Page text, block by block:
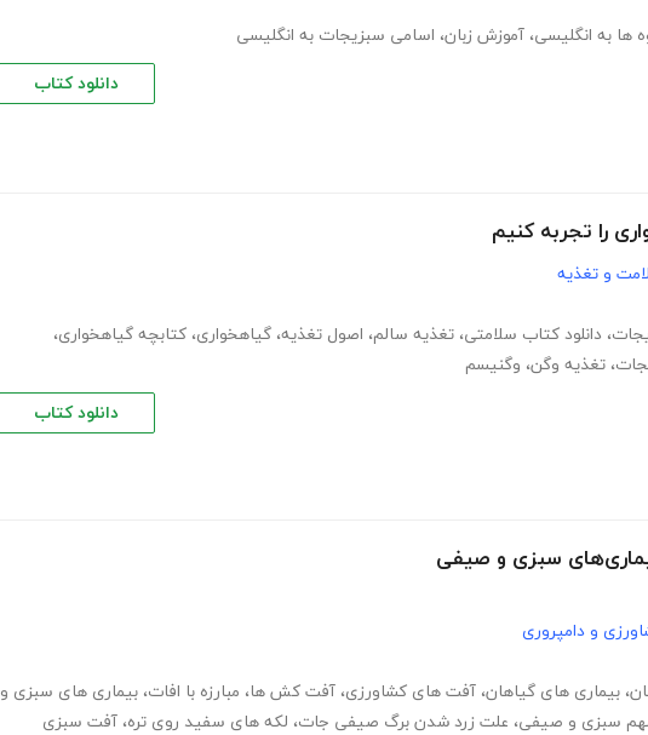
ها به انگلیسی، آموزش زبان، اسامی سبزیجات به انگلیسی
دانلود کتاب
و تغذیه
، دانلود کتاب سلامتی، تغذیه سالم، اصول تغذیه، گیاهخواری، کتابچه گیاهخواری،
، تغذیه وگن، وگنیسم
دانلود کتاب
سبزی و صیفی
و دامپروری
، بیماری های گیاهان، آفت های کشاورزی، آفت کش ها، مبارزه با افات، بیماری های سبزی و
سبزی و صیفی، علت زرد شدن برگ صیفی جات، لکه های سفید روی تره، آفت سبزی